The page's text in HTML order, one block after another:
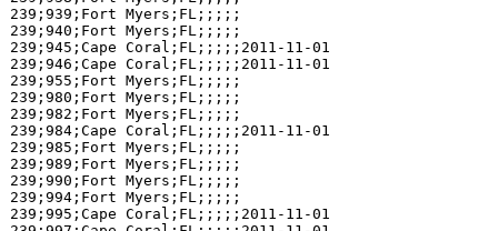
239;939;Fort Myers;FL;;;;;
239;940;Fort Myers;FL;;;;;
239;945;Cape Coral;FL;;;;;2011-11-01
239;946;Cape Coral;FL;;;;;2011-11-01
239;955;Fort Myers;FL;;;;;
239;980;Fort Myers;FL;;;;;
239;982;Fort Myers;FL;;;;;
239;984;Cape Coral;FL;;;;;2011-11-01
239;985;Fort Myers;FL;;;;;
239;989;Fort Myers;FL;;;;;
239;990;Fort Myers;FL;;;;;
239;994;Fort Myers;FL;;;;;
239;995;Cape Coral;FL;;;;;2011-11-01